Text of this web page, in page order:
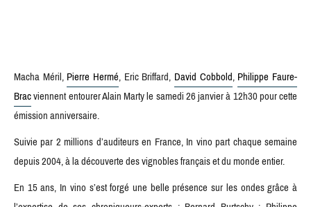
Macha Méril,Pierre Hermé, Eric Briffard, David Cobbold,Philippe Faure-
Bracviennent entourer Alain Marty le samedi 26 janvier à 12h30 pour cette
émission anniversaire.
Suivie par 2 millions d’auditeurs en France, In vino part chaque semaine
depuis 2004, à la découverte des vignobles français et du monde entier.
En 15 ans, In vino s’est forgé une belle présence sur les ondes grâce à